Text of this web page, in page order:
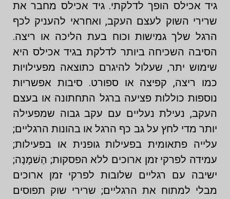
גיד אכילס הופך לדלקתי. גיד אכילס מחבר את
שרירי השוק לעצם העקב, ואחראי להעניק לכף
הרגל שלך גמישות וכוח בעת הליכה או ריצה.
הסיבה השכיחה ביותר לדלקת בגיד אכילס היא
שימוש יתר, שעלול להיגרם כתוצאה מפעילויות
כמו ריצה, קפיצה או ספורט. סיבות אפשריות
נוספות כוללות פציעה ברגל התחתונה או בעצם
העקב, נעילת נעליים עם עקב גבוה שמפעילה
יותר מדי לחץ על גב כף הרגל או בהונות הרגליים;
עלייה פתאומית בפעילות גופנית או בפעילות;
עמידה לפרקי זמן ארוכים ללא הפסקות; הַשׁמָנָה;
ישיבה עם רגליים שלובות לפרקי זמן ארוכים
מבלי למתוח את הרגליים; שרירי שוק תפוסים